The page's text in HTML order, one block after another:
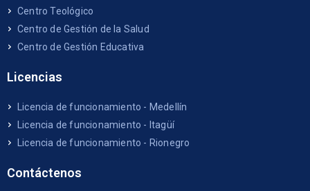
Centro Teológico
Centro de Gestión de la Salud
Centro de Gestión Educativa
Licencias
Licencia de funcionamiento - Medellín
Licencia de funcionamiento - Itagüí
Licencia de funcionamiento - Rionegro
Contáctenos